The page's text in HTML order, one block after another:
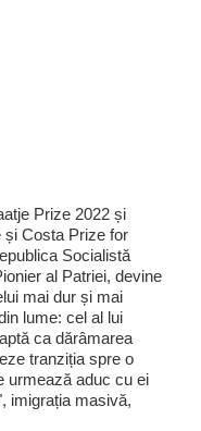
Prize 2022 și
și Costa Prize for
Socialistă
al Patriei, devine
mai dur și mai
lume: cel al lui
ca dărâmarea
tranziția spre o
urmează aduc cu ei
imigrația masivă,